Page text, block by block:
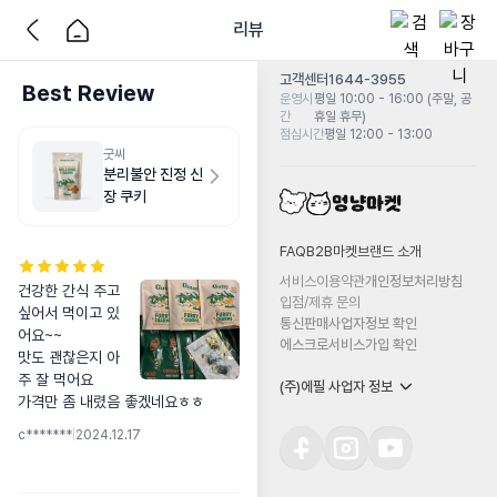
리뷰
Best Review
굿씨
분리불안 진정 신
장 쿠키
건강한 간식 주고
싶어서 먹이고 있
어요~~
맛도 괜찮은지 아
주 잘 먹어요
가격만 좀 내렸음 좋겠네요ㅎㅎ
c******* 2024.12.17
고객센터1644-3955
운영시
간
평일 10:00 - 16:00 (주말, 공
휴일 휴무)
점심시간평일 12:00 - 13:00
FAQB2B마켓 브랜드 소개
서비스이용약관개인정보처리방침
입점/제휴 문의
통신판매사업자정보 확인
에스크로서비스가입 확인
(주)에필 사업자 정보